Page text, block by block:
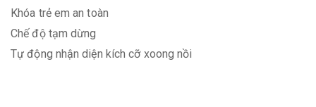
Khóa trẻ em an toàn
Chế độ tạm dừng
Tự động nhận diện kích cỡ xoong nồi